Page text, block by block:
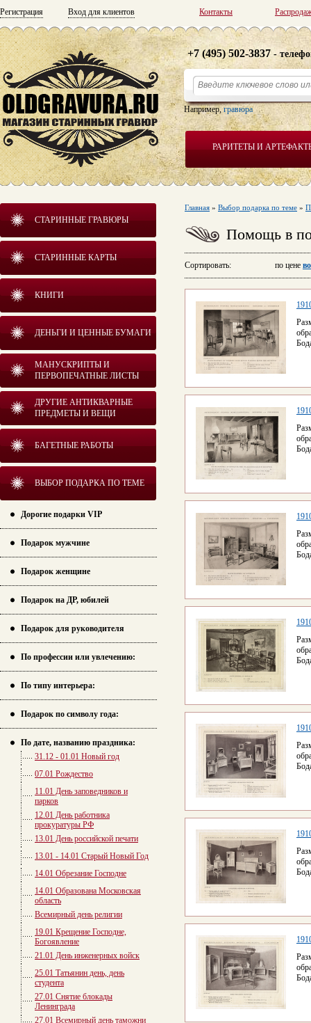
Регистрация Вход для клиентов Контакты
РАРИТЕТЫ И
+7 (495) 502-3837 -
Например,гравюра
СТАРИННЫЕ ГРАВЮРЫ
СТАРИННЫЕ КАРТЫ
КНИГИ
ДЕНЬГИ И ЦЕННЫЕ БУМАГИ
МАНУСКРИПТЫ И
ПЕРВОПЕЧАТНЫЕ ЛИСТЫ
ДРУГИЕ АНТИКВАРНЫЕ
ПРЕДМЕТЫ И ВЕЩИ
БАГЕТНЫЕ РАБОТЫ
ВЫБОР ПОДАРКА ПО ТЕМЕ
Дорогие подарки VIP
Подарок мужчине
Подарок женщине
Подарок на ДР, юбилей
Подарок для руководителя
По профессии или увлечению:
По типу интерьера:
Подарок по символу года:
По дате, названию праздника:
31.12 - 01.01 Новый год
07.01 Рождество
11.01 День заповедников и
парков
12.01 День работника
прокуратуры РФ
13.01 День российской печати
13.01 - 14.01 Старый Новый Год
14.01 Обрезание Господне
14.01 Образована Московская
область
Всемирный день религии
19.01 Крещение Господне,
Богоявление
21.01 День инженерных войск
25.01 Татьянин день, день
студента
27.01 Снятие блокады
Ленинграда
27.01 Всемирный день таможни
Главная » Выбор подарка по теме »
Помощь в
Сортировать: по цене